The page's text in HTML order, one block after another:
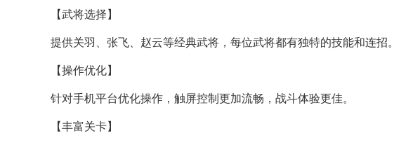
【武将选择】
提供关羽、张飞、赵云等经典武将，每位武将都有独特的技能和连招。
【操作优化】
针对手机平台优化操作，触屏控制更加流畅，战斗体验更佳。
【丰富关卡】